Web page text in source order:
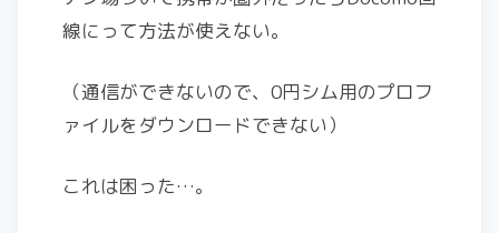
線にって方法が使えない。
（通信ができないので、0円シム用のプロフ
ァイルをダウンロードできない）
これは困った…。